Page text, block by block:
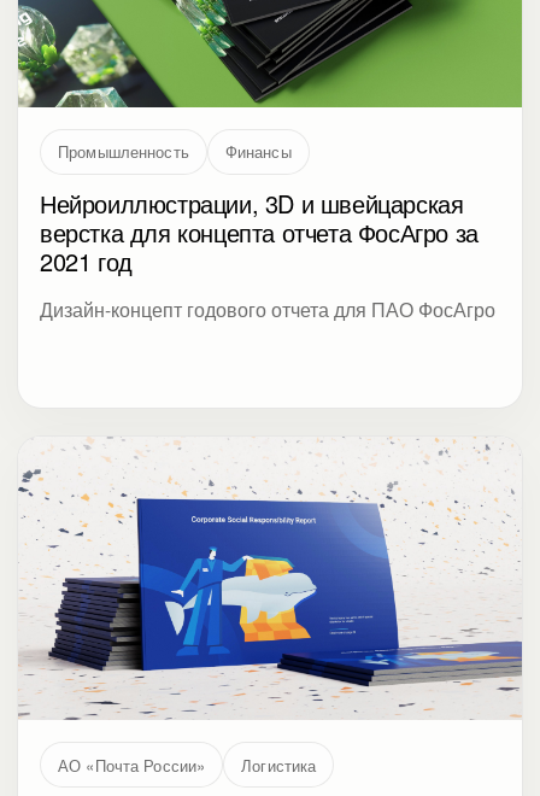
Промышленность Финансы
Нейроиллюстрации, 3D и швейцарская
верстка для концепта отчета ФосАгро за
2021 год
Дизайн-концепт годового отчета для ПАО ФосАгро
АО «Почта России» Логистика